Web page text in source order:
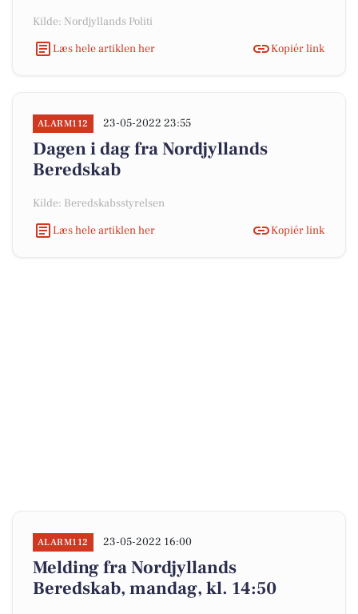
Kilde: Nordjyllands Politi
Læs hele artiklen her
Kopiér link
ALARM112 23-05-2022 23:55
Dagen i dag fra Nordjyllands
Beredskab
Kilde: Beredskabsstyrelsen
Læs hele artiklen her
Kopiér link
ALARM112 23-05-2022 16:00
Melding fra Nordjyllands
Beredskab, mandag, kl. 14:50